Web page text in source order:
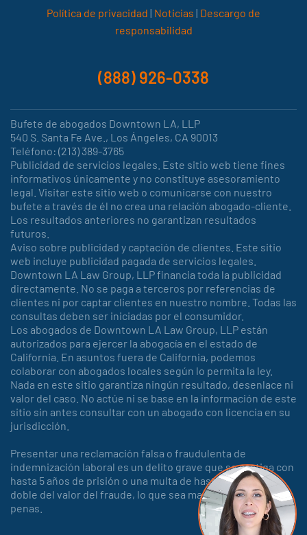
Política de privacidad | Noticias | Descargo de
responsabilidad
(888) 926-0338
Bufete de abogados Downtown LA, LLP
540 S. Santa Fe Ave., Los Ángeles, CA 90013
Teléfono: (213) 389-3765
Publicidad de servicios legales. Este sitio web tiene fines
informativos únicamente y no constituye asesoramiento
legal. Visitar este sitio web o comunicarse con nuestro
bufete a través de él no crea una relación abogado-cliente.
Los resultados anteriores no garantizan resultados
futuros.
Aviso sobre publicidad y captación de clientes. Este sitio
web incluye publicidad pagada de servicios legales.
Downtown LA Law Group, LLP financia toda la publicidad
directamente. No se paga a terceros por referencias de
clientes ni por captar clientes en nuestro nombre. Todas las
consultas deben ser iniciadas por el consumidor.
Los abogados de Downtown LA Law Group, LLP están
autorizados para ejercer la abogacía en el estado de
California. En asuntos fuera de California, podemos
colaborar con abogados locales según lo permita la ley.
Nada en este sitio garantiza ningún resultado, desenlace ni
valor del caso. No actúe ni se base en la información de este
sitio sin antes consultar con un abogado con licencia en su
jurisdicción.
Presentar una reclamación falsa o fraudulenta de
indemnización laboral es un delito grave que se castiga con
hasta 5 años de prisión o una multa de hasta 150.000 o el
doble del valor del fraude, lo que sea mayor, o con ambas
penas.